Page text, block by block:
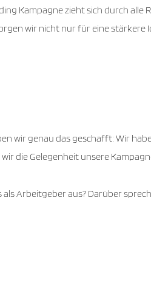
Kampagne zieht sich durch
wir nicht nur für eine stärkere
wir genau das geschafft: Wir
die Gelegenheit unsere
Arbeitgeber aus? Darüber